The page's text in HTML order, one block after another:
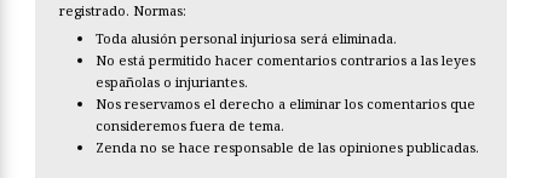
registrado. Normas:
Toda alusión personal injuriosa será eliminada.
No está permitido hacer comentarios contrarios a las leyes
españolas o injuriantes.
Nos reservamos el derecho a eliminar los comentarios que
consideremos fuera de tema.
Zenda no se hace responsable de las opiniones publicadas.